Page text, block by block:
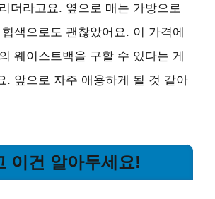
더라고요. 옆으로 매는 가방으로
색으로도 괜찮았어요. 이 가격에
웨이스트백을 구할 수 있다는 게
. 앞으로 자주 애용하게 될 것 같아
이건 알아두세요!